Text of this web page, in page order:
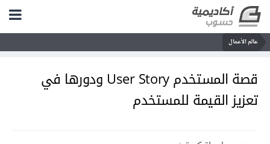
عالم الأعمال
قصة المستخدم User Story ودورها في
تعزيز القيمة للمستخدم